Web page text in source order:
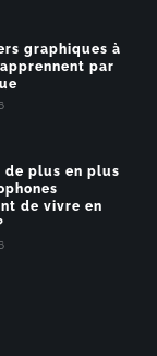
graphiques à
par
de plus en plus
de vivre en